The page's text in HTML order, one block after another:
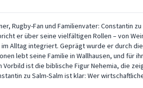
Rugby-Fan und Familienvater: Constantin
er über seine vielfältigen Rollen – von
Alltag integriert. Geprägt wurde er durch
lebt seine Familie in Wallhausen, und für
ist die biblische Figur Nehemia, die
zu Salm-Salm ist klar: Wer